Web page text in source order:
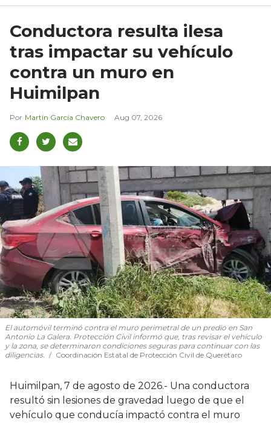
Conductora resulta ilesa
tras impactar su vehículo
contra un muro en
Huimilpan
Martín García Chavero Aug 07, 2026
El automóvil terminó contra el muro perimetral de un predio en San
Antonio La Galera. Protección Civil informó que, tras revisar el vehículo
y la zona, se determinaron condiciones seguras para continuar con las
diligencias.
Coordinación Estatal de Protección Civil de Querétaro
Huimilpan, 7 de agosto de 2026.- Una conductora
resultó sin lesiones de gravedad luego de que el
vehículo que conducía impactó contra el muro